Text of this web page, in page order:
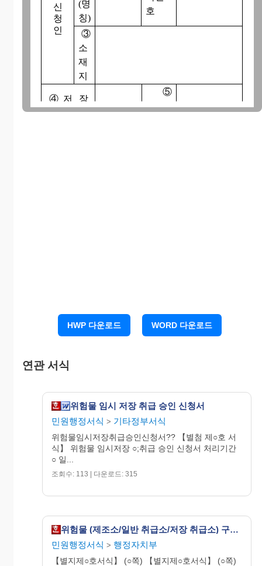
신
청
인
(명
칭)
호
③
소
재
지
④ 저 장
장 소
⑤
면
㎡
하여 위와 같이 신청합니다.
신청인
소방서장귀하
1만원
HWP 다운로드 WORD 다운로드
연관 서식
위험물 임시 저장 취급 승인 신청서
민원행정서식 > 기타정부서식
위험물임시저장취급승인신청서?? 【별첨 제○호 서
식】 위험물 임시저장 ○;취급 승인 신청서 처리기간
○ 일...
조회수: 113 | 다운로드: 315
위험물 (제조소/일반 취급소/저장 취급소) 구조 설비 명세표
민원행정서식 > 행정자치부
【별지제○호서식】 (○쪽) 【별지제○호서식】 (○쪽)